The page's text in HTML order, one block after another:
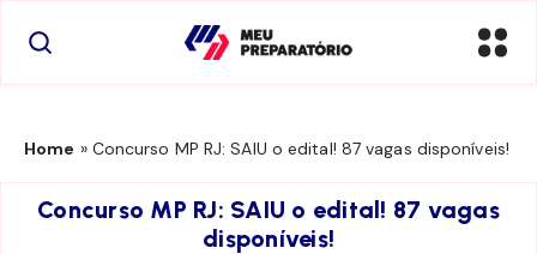
Home » Concurso MP RJ: SAIU o edital! 87 vagas disponíveis!
Concurso MP RJ: SAIU o edital! 87 vagas
disponíveis!